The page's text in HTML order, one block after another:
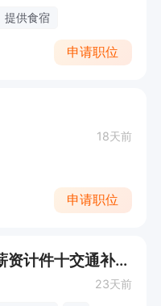
提供食宿
申请职位
18天前
申请职位
工厂元件组装（可外包+薪资计件十交通补贴）
23天前